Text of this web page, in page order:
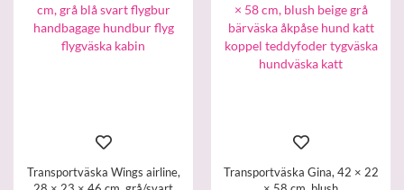
Transportväska Wings airline,
Transportväska Gina, 42 × 22